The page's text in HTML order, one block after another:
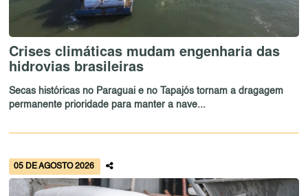
Crises climáticas mudam engenharia das
hidrovias brasileiras
Secas históricas no Paraguai e no Tapajós tornam a dragagem
permanente prioridade para manter a nave...
05 DE AGOSTO 2026